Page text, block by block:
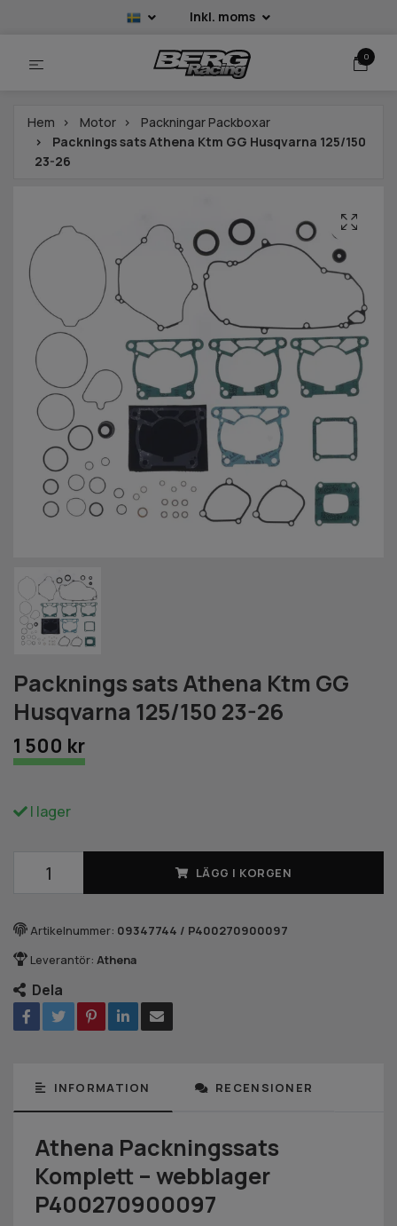
Inkl. moms
0
Hem Motor
Packningar Packboxar
Packnings sats Athena Ktm GG Husqvarna 125/150
23-26
Packnings sats Athena Ktm GG
Husqvarna 125/150 23-26
1 500 kr
I lager
LÄGG I KORGEN
Artikelnummer: 09347744 / P400270900097
Leverantör: Athena
Dela
INFORMATION RECENSIONER
Athena Packningssats
Komplett – webblager
P400270900097